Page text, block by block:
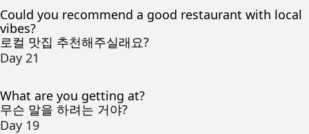
Could you recommend a good restaurant with local
vibes?
로컬 맛집 추천해주실래요?
Day 21
What are you getting at?
무슨 말을 하려는 거야?
Day 19